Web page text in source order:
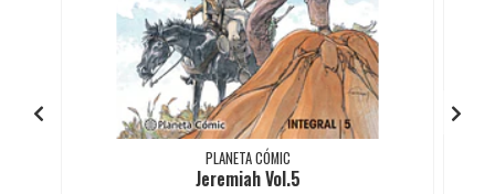
PLANETA CÓMIC
Jeremiah Vol.5